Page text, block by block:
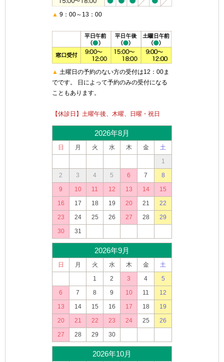
▲ 9：00～13：00
▲ 土曜日の予約のない方の受付は12：00ま
でです。 日によって予約のみの受付になる
こともあります。
【休診日】土曜午後、木曜、日曜・祝日
2026年8月
日 月 火 水 木 金
土
1
2
3 4 5 6 7
8
9
10 11 12 13 14
15
16
17 18 19 20 21
22
23
24 25 26 27 28
29
30
31
2026年9月
日 月 火 水 木 金
土
1
2 3 4
5
6
7 8 9 10 11
12
13
14 15 16 17 18
19
20
21 22 23 24 25
26
27
28 29 30
2026年10月